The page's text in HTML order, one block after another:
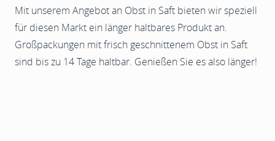
Mit unserem Angebot an Obst in Saft bieten wir speziell
für diesen Markt ein länger haltbares Produkt an.
Großpackungen mit frisch geschnittenem Obst in Saft
sind bis zu 14 Tage haltbar. Genießen Sie es also länger!